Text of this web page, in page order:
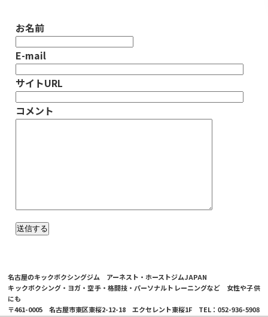
お名前
E-mail
サイトURL
コメント
名古屋のキックボクシングジム アーネスト・ホーストジムJAPAN
キックボクシング・ヨガ・空手・格闘技・パーソナルトレーニングなど 女性や子供
にも
〒461-0005 名古屋市東区東桜2-12-18 エクセレント東桜1F TEL：052-936-5908